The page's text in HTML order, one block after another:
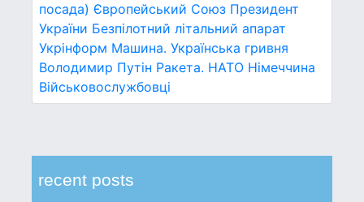
посада) Європейський Союз Президент
України Безпілотний літальний апарат
Укрінформ Машина. Українська гривня
Володимир Путін Ракета. НАТО Німеччина
Військовослужбовці
recent posts